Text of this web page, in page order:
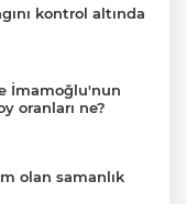
kontrol altında
İmamoğlu'nun
oranları ne?
olan samanlık